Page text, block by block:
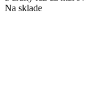
Na sklade